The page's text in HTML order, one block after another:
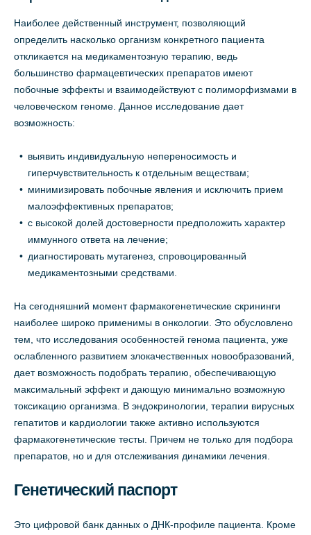
Наиболее действенный инструмент, позволяющий
определить насколько организм конкретного пациента
откликается на медикаментозную терапию, ведь
большинство фармацевтических препаратов имеют
побочные эффекты и взаимодействуют с полиморфизмами в
человеческом геноме. Данное исследование дает
возможность:
выявить индивидуальную непереносимость и
гиперчувствительность к отдельным веществам;
минимизировать побочные явления и исключить прием
малоэффективных препаратов;
с высокой долей достоверности предположить характер
иммунного ответа на лечение;
диагностировать мутагенез, спровоцированный
медикаментозными средствами.
На сегодняшний момент фармакогенетические скрининги
наиболее широко применимы в онкологии. Это обусловлено
тем, что исследования особенностей генома пациента, уже
ослабленного развитием злокачественных новообразований,
дает возможность подобрать терапию, обеспечивающую
максимальный эффект и дающую минимально возможную
токсикацию организма. В эндокринологии, терапии вирусных
гепатитов и кардиологии также активно используются
фармакогенетические тесты. Причем не только для подбора
препаратов, но и для отслеживания динамики лечения.
Генетический паспорт
Это цифровой банк данных о ДНК-профиле пациента. Кроме